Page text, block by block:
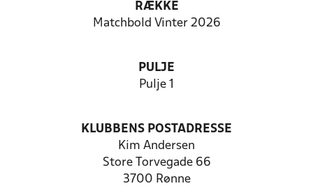
RÆKKE
Matchbold Vinter 2026
PULJE
Pulje 1
KLUBBENS POSTADRESSE
Kim Andersen
Store Torvegade 66
3700 Rønne